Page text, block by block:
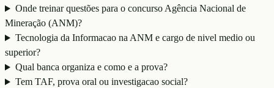
Onde treinar questões para o concurso Agência Nacional de
Mineração (ANM)?
Tecnologia da Informacao na ANM e cargo de nivel medio ou
superior?
Qual banca organiza e como e a prova?
Tem TAF, prova oral ou investigacao social?